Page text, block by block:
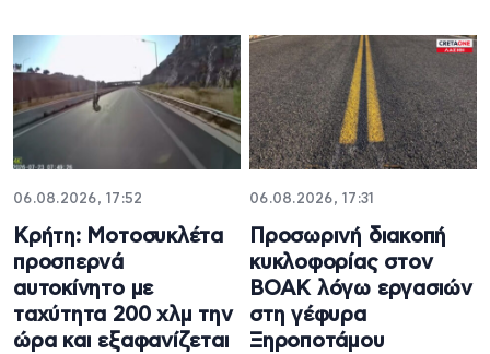
06.08.2026, 17:52
Κρήτη: Μοτοσυκλέτα
προσπερνά
αυτοκίνητο με
ταχύτητα 200 χλμ την
ώρα και εξαφανίζεται
06.08.2026, 17:31
Προσωρινή διακοπή
κυκλοφορίας στον
ΒΟΑΚ λόγω εργασιών
στη γέφυρα
Ξηροποτάμου